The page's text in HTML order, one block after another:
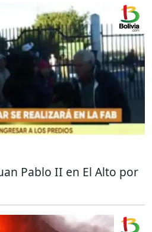
Pablo II en El Alto por